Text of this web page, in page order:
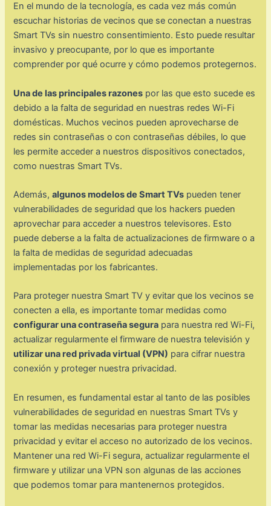
En el mundo de la tecnología, es cada vez más común
escuchar historias de vecinos que se conectan a nuestras
Smart TVs sin nuestro consentimiento. Esto puede resultar
invasivo y preocupante, por lo que es importante
comprender por qué ocurre y cómo podemos protegernos.
Una de las principales razones por las que esto sucede es
debido a la falta de seguridad en nuestras redes Wi-Fi
domésticas. Muchos vecinos pueden aprovecharse de
redes sin contraseñas o con contraseñas débiles, lo que
les permite acceder a nuestros dispositivos conectados,
como nuestras Smart TVs.
Además,algunos modelos de Smart TVs pueden tener
vulnerabilidades de seguridad que los hackers pueden
aprovechar para acceder a nuestros televisores. Esto
puede deberse a la falta de actualizaciones de firmware o a
la falta de medidas de seguridad adecuadas
implementadas por los fabricantes.
Para proteger nuestra Smart TV y evitar que los vecinos se
conecten a ella, es importante tomar medidas como
configurar una contraseña segura para nuestra red Wi-Fi,
actualizar regularmente el firmware de nuestra televisión y
utilizar una red privada virtual (VPN) para cifrar nuestra
conexión y proteger nuestra privacidad.
En resumen, es fundamental estar al tanto de las posibles
vulnerabilidades de seguridad en nuestras Smart TVs y
tomar las medidas necesarias para proteger nuestra
privacidad y evitar el acceso no autorizado de los vecinos.
Mantener una red Wi-Fi segura, actualizar regularmente el
firmware y utilizar una VPN son algunas de las acciones
que podemos tomar para mantenernos protegidos.